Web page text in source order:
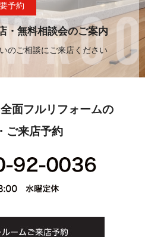
要予約
・無料相談会のご案内
のご相談にご来店ください
面フルリフォームの
ご来店予約